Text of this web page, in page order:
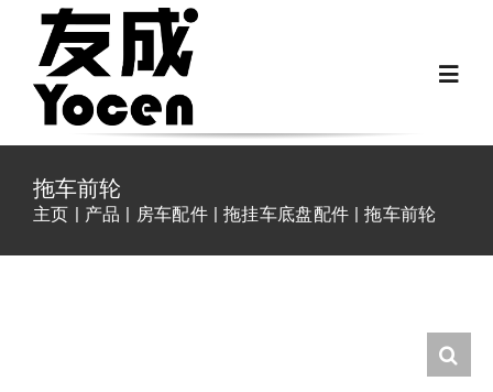
拖车前轮
主页 产品 房车配件 拖挂车底盘配件 拖车前轮